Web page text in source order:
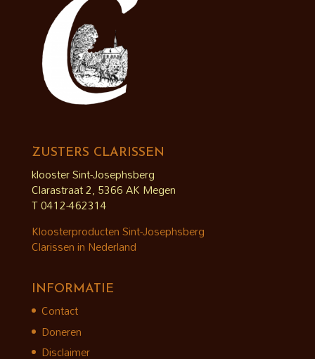
ZUSTERS CLARISSEN
klooster Sint-Josephsberg
Clarastraat 2, 5366 AK Megen
T 0412-462314
Kloosterproducten Sint-Josephsberg
Clarissen in Nederland
INFORMATIE
Contact
Doneren
Disclaimer